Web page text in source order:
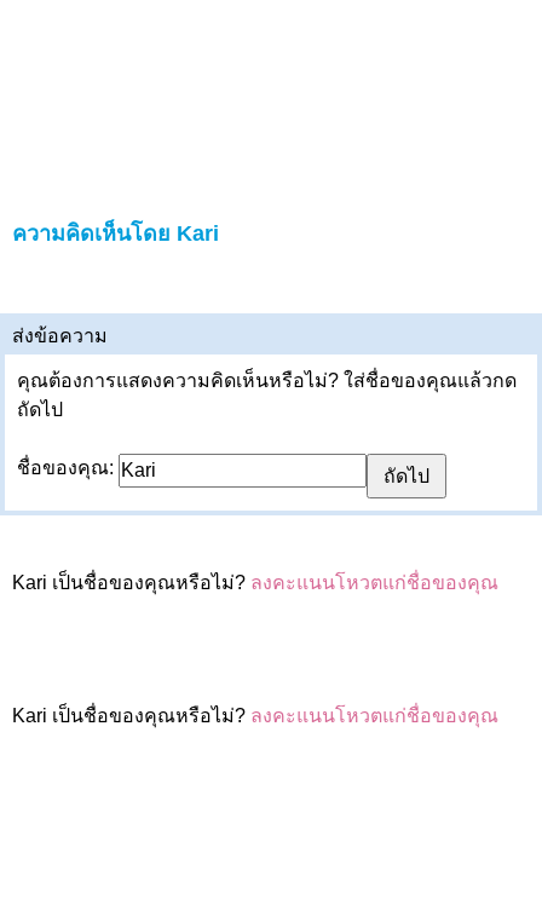
ความคิดเห็นโดย Kari
ส่งข้อความ
คุณต้องการแสดงความคิดเห็นหรือไม่? ใส่ชื่อของคุณแล้วกด
ถัดไป
ชื่อของคุณ:
Kari เป็นชื่อของคุณหรือไม่? ลงคะแนนโหวตแก่ชื่อของคุณ
Kari เป็นชื่อของคุณหรือไม่? ลงคะแนนโหวตแก่ชื่อของคุณ